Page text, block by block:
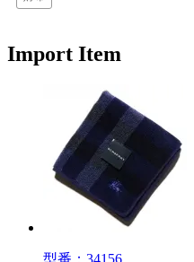
Import Item
型番：34156